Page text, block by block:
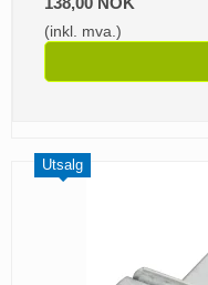
(inkl. mva.)
Utsalg